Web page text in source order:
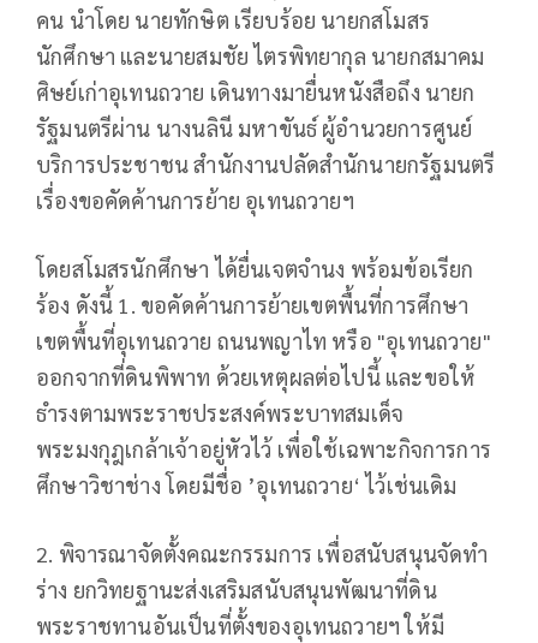
คน นำโดย นายทักษิต เรียบร้อย นายกสโมสร
นักศึกษา และนายสมชัย ไตรพิทยากุล นายกสมาคม
ศิษย์เก่าอุเทนถวาย เดินทางมายื่นหนังสือถึง นายก
รัฐมนตรีผ่าน นางนลินี มหาขันธ์ ผู้อำนวยการศูนย์
บริการประชาชน สำนักงานปลัดสำนักนายกรัฐมนตรี
เรื่องขอคัดค้านการย้าย อุเทนถวายฯ
โดยสโมสรนักศึกษา ได้ยื่นเจตจำนง พร้อมข้อเรียก
ร้อง ดังนี้ 1. ขอคัดค้านการย้ายเขตพื้นที่การศึกษา
เขตพื้นที่อุเทนถวาย ถนนพญาไท หรือ "อุเทนถวาย"
ออกจากที่ดินพิพาท ด้วยเหตุผลต่อไปนี้ และขอให้
ธำรงตามพระราชประสงค์พระบาทสมเด็จ
พระมงกุฎเกล้าเจ้าอยู่หัวไว้ เพื่อใช้เฉพาะกิจการการ
ศึกษาวิชาช่าง โดยมีชื่อ ’อุเทนถวาย‘ ไว้เช่นเดิม
2. พิจารณาจัดตั้งคณะกรรมการ เพื่อสนับสนุนจัดทำ
ร่าง ยกวิทยฐานะส่งเสริมสนับสนุนพัฒนาที่ดิน
พระราชทานอันเป็นที่ตั้งของอุเทนถวายฯ ให้มี